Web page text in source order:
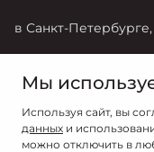
в Санкт-
+7 (812) 220-71-68
Мы
Используя сайт, вы
данных и
можно отключить в